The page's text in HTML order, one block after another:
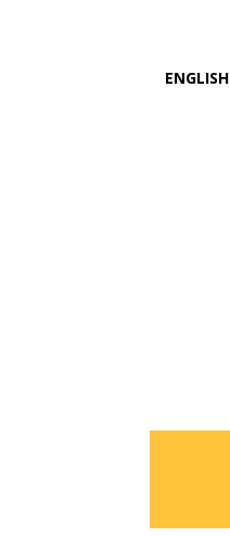
ENGLISH